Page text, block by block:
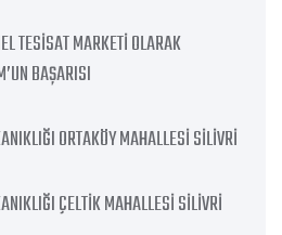
TESISAT MARKETI OLARAK
BAŞARISI
ORTAKÖY MAHALLESI SILIVRI
ÇELTIK MAHALLESI SILIVRI